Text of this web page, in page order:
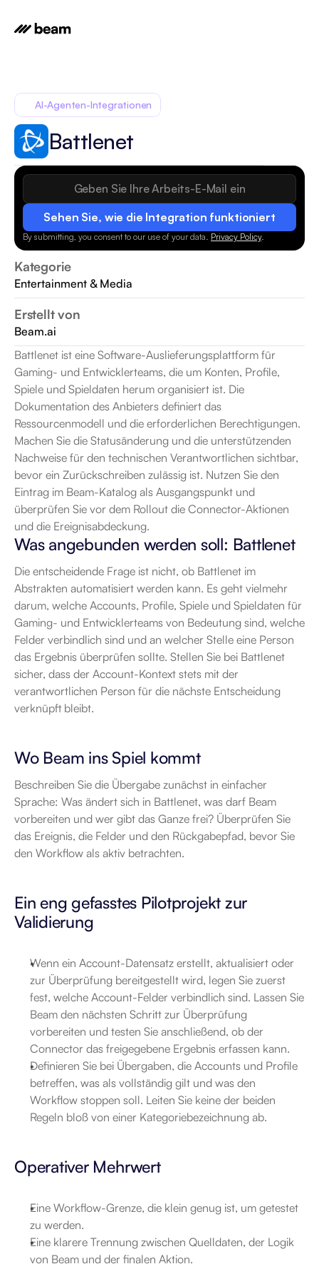
Sehen Sie, wie die Integration funktioniert
By submitting, you consent to our use of your data. Privacy Policy.
Kategorie
Entertainment & Media
Erstellt von
Beam.ai
AI-Agenten-Integrationen
Battlenet
Battlenet ist eine Software-Auslieferungsplattform für
Gaming- und Entwicklerteams, die um Konten, Profile,
Spiele und Spieldaten herum organisiert ist. Die
Dokumentation des Anbieters definiert das
Ressourcenmodell und die erforderlichen Berechtigungen.
Machen Sie die Statusänderung und die unterstützenden
Nachweise für den technischen Verantwortlichen sichtbar,
bevor ein Zurückschreiben zulässig ist. Nutzen Sie den
Eintrag im Beam-Katalog als Ausgangspunkt und
überprüfen Sie vor dem Rollout die Connector-Aktionen
und die Ereignisabdeckung.
Was angebunden werden soll: Battlenet
Die entscheidende Frage ist nicht, ob Battlenet im
Abstrakten automatisiert werden kann. Es geht vielmehr
darum, welche Accounts, Profile, Spiele und Spieldaten für
Gaming- und Entwicklerteams von Bedeutung sind, welche
Felder verbindlich sind und an welcher Stelle eine Person
das Ergebnis überprüfen sollte. Stellen Sie bei Battlenet
sicher, dass der Account-Kontext stets mit der
verantwortlichen Person für die nächste Entscheidung
verknüpft bleibt.
Wo Beam ins Spiel kommt
Beschreiben Sie die Übergabe zunächst in einfacher
Sprache: Was ändert sich in Battlenet, was darf Beam
vorbereiten und wer gibt das Ganze frei? Überprüfen Sie
das Ereignis, die Felder und den Rückgabepfad, bevor Sie
den Workflow als aktiv betrachten.
Ein eng gefasstes Pilotprojekt zur
Validierung
Wenn ein Account-Datensatz erstellt, aktualisiert oder
zur Überprüfung bereitgestellt wird, legen Sie zuerst
fest, welche Account-Felder verbindlich sind. Lassen Sie
Beam den nächsten Schritt zur Überprüfung
vorbereiten und testen Sie anschließend, ob der
Connector das freigegebene Ergebnis erfassen kann.
Definieren Sie bei Übergaben, die Accounts und Profile
betreffen, was als vollständig gilt und was den
Workflow stoppen soll. Leiten Sie keine der beiden
Regeln bloß von einer Kategoriebezeichnung ab.
Operativer Mehrwert
Eine Workflow-Grenze, die klein genug ist, um getestet
zu werden.
Eine klarere Trennung zwischen Quelldaten, der Logik
von Beam und der finalen Aktion.